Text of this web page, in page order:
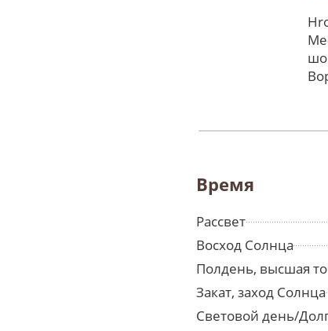
Время
Рассвет
Восход Солнца
Полдень, высшая
Закат, заход Солнца
Световой день/